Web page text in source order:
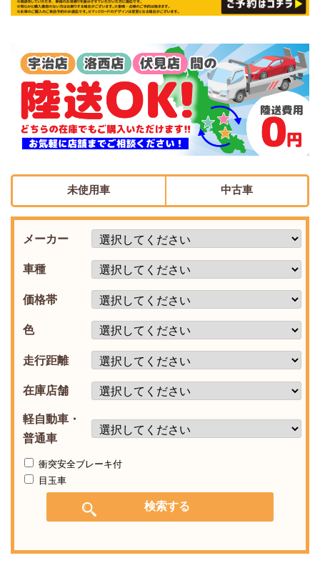
未使用車 中古車
メーカー
車種
価格帯
色
走行距離
在庫店舗
軽自動車・
普通車
衝突安全ブレーキ付
目玉車